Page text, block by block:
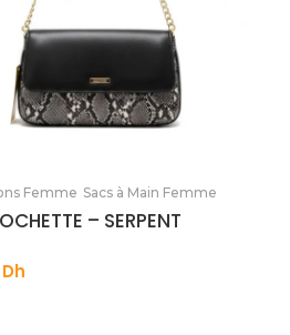
Ajouter au panier
Femme Sacs à Main Femme
– SERPENT
Dh